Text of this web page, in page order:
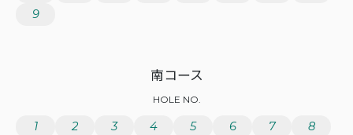
9
南コース
HOLE NO.
1 2 3 4 5 6 7
8